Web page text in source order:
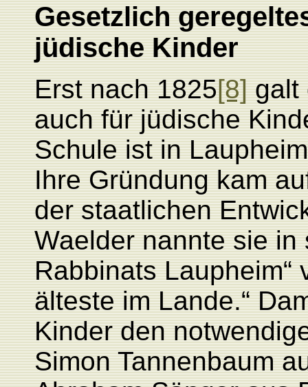
Gesetzlich
jüdische Kinder
Erst nach 1825[8]galt
auch für jüdische
Schule ist in
Ihre Gründung kam
der staatlichen
Waelder nannte sie in
Rabbinats Laupheim“
älteste im Lande.“
Kinder den
Simon Tannenbaum